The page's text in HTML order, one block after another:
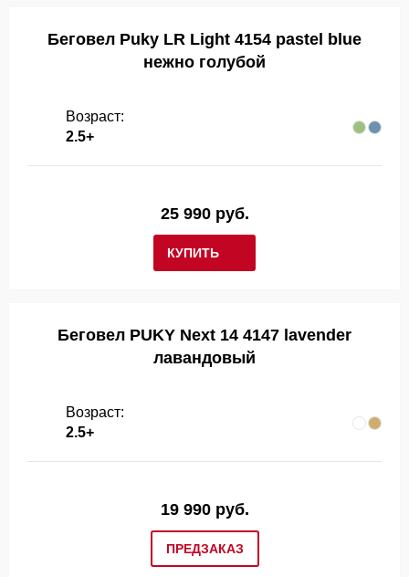
Беговел Puky LR Light 4154 pastel blue
нежно голубой
Возраст:
2.5+
КУПИТЬ
25 990 руб.
Беговел PUKY Next 14 4147 lavender
лавандовый
Возраст:
2.5+
ПРЕДЗАКАЗ
19 990 руб.